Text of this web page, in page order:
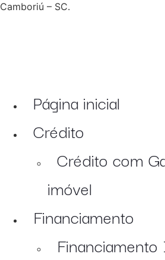
Camboriú – SC.
Página inicial
Crédito
Crédito com
imóvel
Financiamento